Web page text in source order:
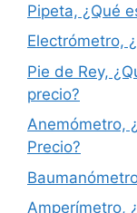
Pipeta, ¿Qué
Electrómetro,
Pie de Rey,
precio?
Anemómetro,
Precio?
Amperímetro,